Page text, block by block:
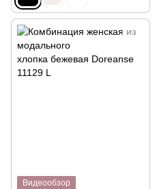
Видеообзор